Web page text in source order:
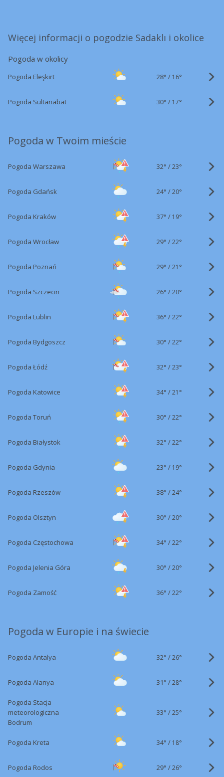
Więcej informacji o pogodzie Sadaklı i okolice
Pogoda w okolicy
Pogoda Eleşkirt 28° / 16°
Pogoda Sultanabat 30° / 17°
Pogoda w Twoim mieście
Pogoda Warszawa 32° /23°
Pogoda Gdańsk 24° /20°
Pogoda Kraków 37° / 19°
Pogoda Wrocław 29° /22°
Pogoda Poznań 29° /21°
Pogoda Szczecin 26° /20°
Pogoda Lublin 36° /22°
Pogoda Bydgoszcz 30° /22°
Pogoda Łódź 32° /23°
Pogoda Katowice 34° /21°
Pogoda Toruń 30° /22°
Pogoda Białystok 32° /22°
Pogoda Gdynia 23° / 19°
Pogoda Rzeszów 38° /24°
Pogoda Olsztyn 30° /20°
Pogoda Częstochowa 34° /22°
Pogoda Jelenia Góra 30° /20°
Pogoda Zamość 36° /22°
Pogoda w Europie i na świecie
Pogoda Antalya 32° /26°
Pogoda Alanya 31° /28°
Pogoda Stacja
meteorologiczna
Bodrum
33° /25°
Pogoda Kreta 34° / 18°
Pogoda Rodos 29° /26°